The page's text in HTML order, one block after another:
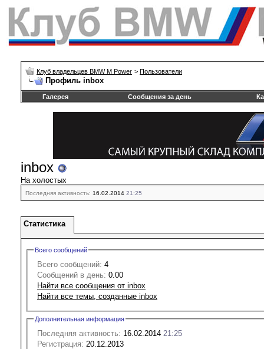
Клуб владельцев BMW M Power > Пользователи
Профиль inbox
Галерея Сообщения за день
inbox
На холостых
Последняя активность: 16.02.2014 21:25
Статистика
Всего сообщений
Всего сообщений: 4
Сообщений в день: 0.00
Найти все сообщения от inbox
Найти все темы, созданные inbox
Дополнительная информация
Последняя активность: 16.02.2014 21:25
Регистрация: 20.12.2013